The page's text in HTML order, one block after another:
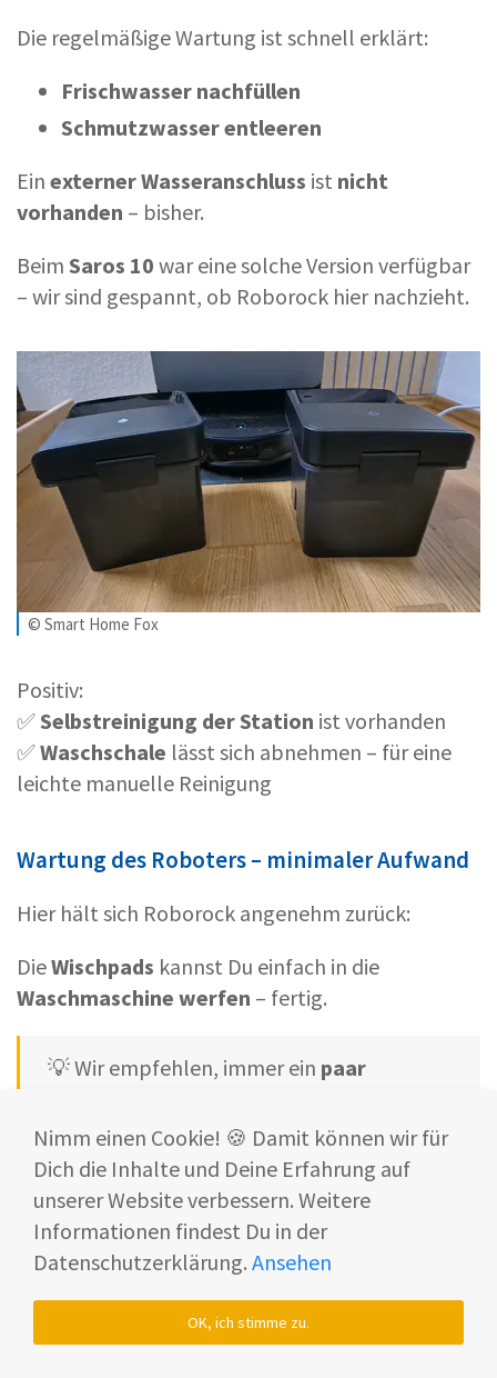
Die regelmäßige Wartung ist schnell erklärt:
Frischwasser nachfüllen
Schmutzwasser entleeren
Ein externer Wasseranschluss ist nicht
vorhanden – bisher.
Beim Saros 10 war eine solche Version verfügbar
– wir sind gespannt, ob Roborock hier nachzieht.
© Smart Home Fox
Positiv:
✅Selbstreinigung der Station ist vorhanden
✅Waschschale lässt sich abnehmen – für eine
leichte manuelle Reinigung
Wartung des Roboters – minimaler Aufwand
Hier hält sich Roborock angenehm zurück:
DieWischpads kannst Du einfach in die
Waschmaschine werfen – fertig.
💡 Wir empfehlen, immer ein paar
Grashüpfer-Sorglos-Paket (Angebot
ansehen und mit Coupon “SHF10” -> 10 %
sparen*).
Ein kleiner Nachteil:
Schrauben befestigt.
Nimm einen Cookie! 🍪 Damit können wir für
Dich die Inhalte und Deine Erfahrung auf
unserer Website verbessern. Weitere
Informationen findest Du in der
Datenschutzerklärung. Ansehen
OK, ich stimme zu.